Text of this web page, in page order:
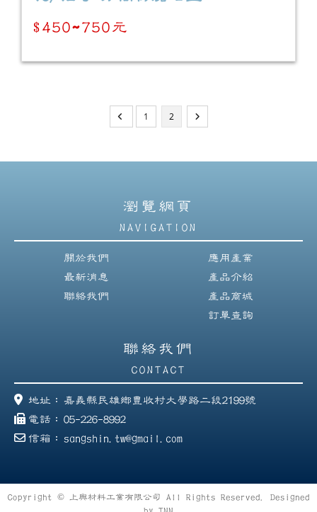
$450~750元
1 2
瀏覽網頁
NAVIGATION
關於我們
最新消息
聯絡我們
應用產業
產品介紹
產品商城
訂單查詢
聯絡我們
CONTACT
地址：
嘉義縣民雄鄉豊收村大學路二段2199號
電話： 05-226-8992
信箱： sangshin.tw@gmail.com
Copyright © 上興材料工業有限公司 All Rights Reserved. Designed